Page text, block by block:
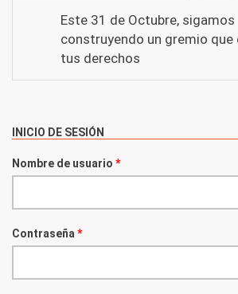
Este 31 de Octubre, sigamos
construyendo un gremio que
tus derechos
INICIO DE SESIÓN
Nombre de usuario *
Contraseña*